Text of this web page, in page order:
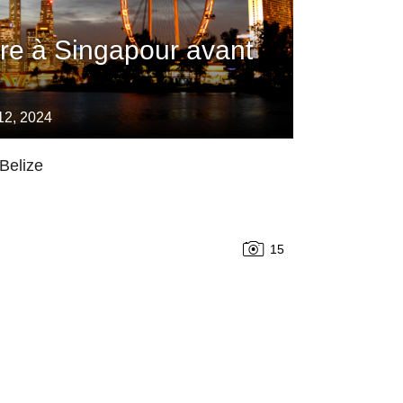
à Singapour avant
2024
15